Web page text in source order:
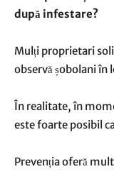
după infestare?
Mulți proprietari
observă șobolani în
În realitate, în
este foarte posibil
Prevenția oferă